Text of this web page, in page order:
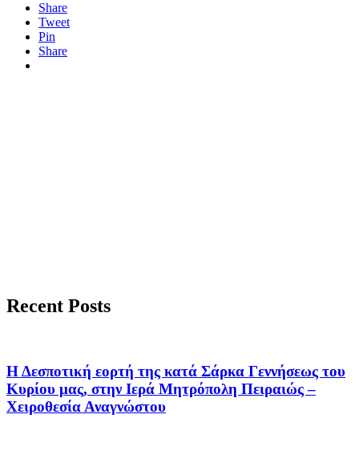
Share
Tweet
Pin
Share
Recent Posts
Η Δεσποτική εορτή της κατά Σάρκα Γεννήσεως του
Κυρίου μας, στην Ιερά Μητρόπολη Πειραιώς –
Χειροθεσία Αναγνώστου